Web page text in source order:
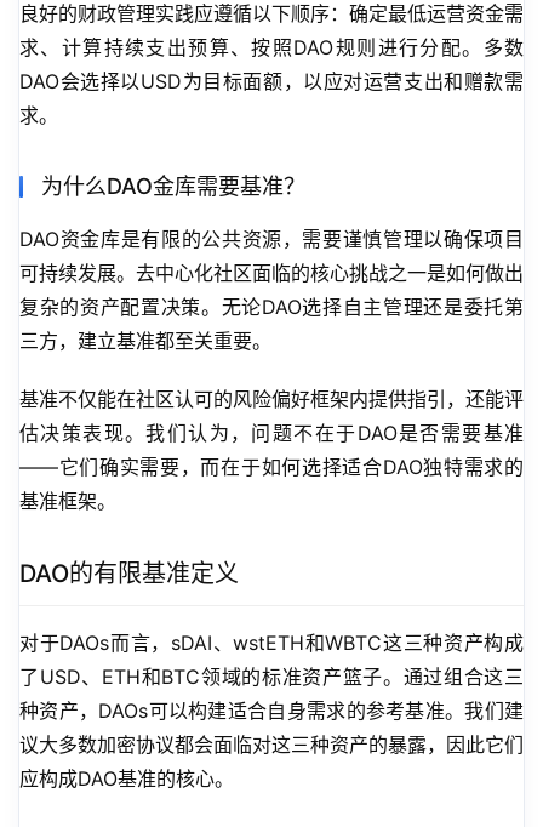
良好的财政管理实践应遵循以下顺序：确定最低运营资金需
求、计算持续支出预算、按照DAO规则进行分配。多数
DAO会选择以USD为目标面额，以应对运营支出和赠款需
求。
为什么DAO金库需要基准？
DAO资金库是有限的公共资源，需要谨慎管理以确保项目
可持续发展。去中心化社区面临的核心挑战之一是如何做出
复杂的资产配置决策。无论DAO选择自主管理还是委托第
三方，建立基准都至关重要。
基准不仅能在社区认可的风险偏好框架内提供指引，还能评
估决策表现。我们认为，问题不在于DAO是否需要基准
——它们确实需要，而在于如何选择适合DAO独特需求的
基准框架。
DAO的有限基准定义
对于DAOs而言，sDAI、wstETH和WBTC这三种资产构成
了USD、ETH和BTC领域的标准资产篮子。通过组合这三
种资产，DAOs可以构建适合自身需求的参考基准。我们建
议大多数加密协议都会面临对这三种资产的暴露，因此它们
应构成DAO基准的核心。